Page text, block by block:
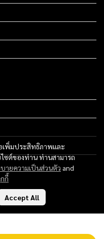
เพิ่มประสิทธิภาพและ
ซต์ของท่าน ท่านสามารถ
ายความเป็นส่วนตัว and
กี้
Accept All